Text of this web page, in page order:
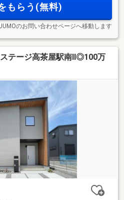
もらう(無料)
のお問い合わせページへ移動します
ステージ高茶屋駅南Ⅱ◎100万